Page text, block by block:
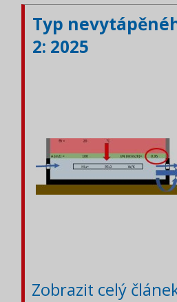
Typ
2: 2025
Zobrazit celý